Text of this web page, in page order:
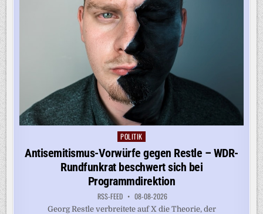
Posted
in
POLITIK
Antisemitismus-Vorwürfe gegen Restle – WDR-
Rundfunkrat beschwert sich bei
Programmdirektion
RSS-FEED 08-08-2026
Georg Restle verbreitete auf X die Theorie, der